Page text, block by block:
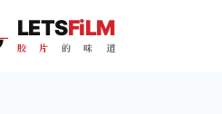
LETSFiLM
胶 片 的 味 道